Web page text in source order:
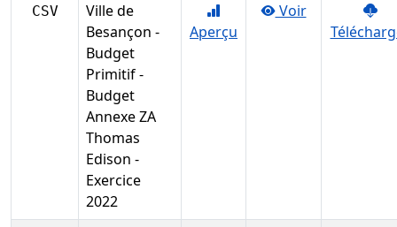
CSV
Ville de
Besançon -
Budget
Primitif -
Budget
Annexe ZA
Thomas
Edison -
Exercice
2022
Aperçu
Voir